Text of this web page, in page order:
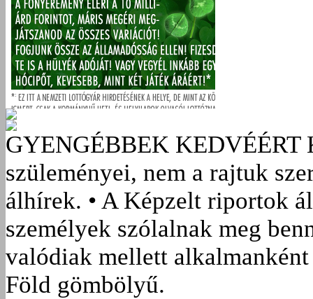
GYENGÉBBEK KEDVÉÉRT
szüleményei, nem a rajtuk
álhírek. • A Képzelt riportok
személyek szólalnak meg
valódiak mellett
Föld gömbölyű.